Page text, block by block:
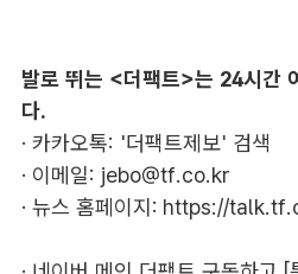
발로 뛰는 <더팩트>는 24시간
다.
· 카카오톡: '더팩트제보' 검색
· 이메일: jebo@tf.co.kr
· 뉴스 홈페이지: https://